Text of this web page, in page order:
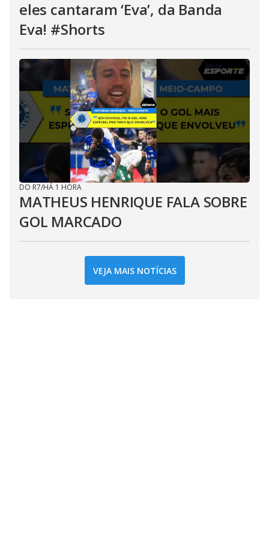
eles cantaram ‘Eva’, da Banda
Eva! #Shorts
DO R7/HÁ 1 HORA
MATHEUS HENRIQUE FALA SOBRE
GOL MARCADO
VEJA MAIS NOTÍCIAS